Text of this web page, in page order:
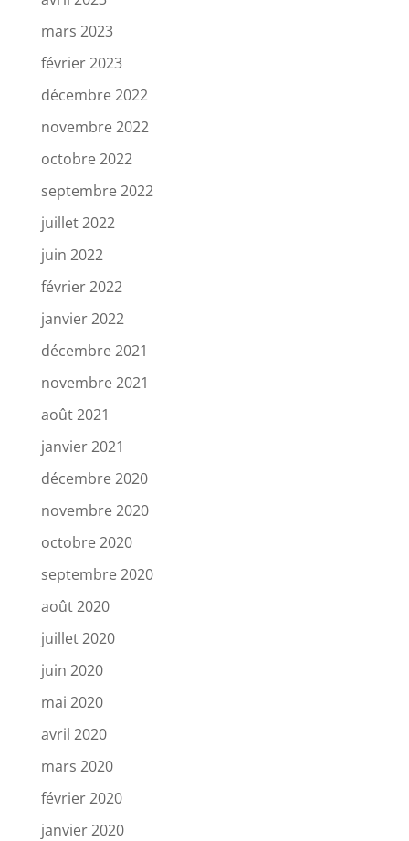
mars 2023
février 2023
décembre 2022
novembre 2022
octobre 2022
septembre 2022
juillet 2022
juin 2022
février 2022
janvier 2022
décembre 2021
novembre 2021
août 2021
janvier 2021
décembre 2020
novembre 2020
octobre 2020
septembre 2020
août 2020
juillet 2020
juin 2020
mai 2020
avril 2020
mars 2020
février 2020
janvier 2020